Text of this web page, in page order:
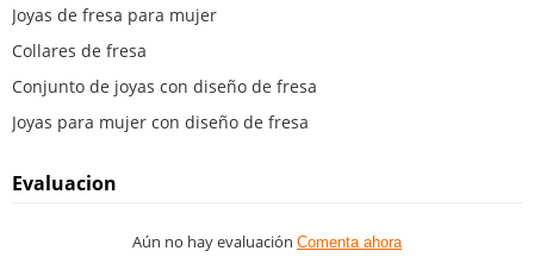
Joyas de fresa para mujer
Collares de fresa
Conjunto de joyas con diseño de fresa
Joyas para mujer con diseño de fresa
Evaluacion
Aún no hay evaluación Comenta ahora